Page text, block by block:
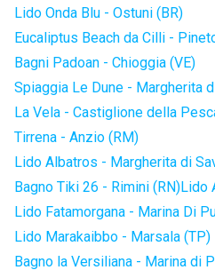
Lido Onda Blu - Ostuni (BR)
Eucaliptus Beach da Cilli -
Bagni Padoan - Chioggia (VE)
Spiaggia Le Dune - Margherita
La Vela - Castiglione della
Tirrena - Anzio (RM)
Lido Albatros - Margherita di
Bagno Tiki 26 - Rimini (RN)Lido
Lido Fatamorgana - Marina Di
Lido Marakaibbo - Marsala (TP)
Bagno la Versiliana - Marina di